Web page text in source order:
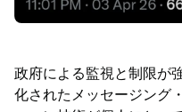
政府による監視と制限が
化されたメッセージング